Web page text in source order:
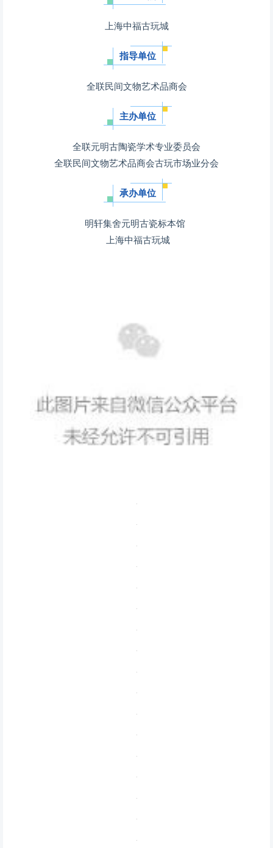
上海中福古玩城
指导单位
全联民间文物艺术品商会
主办单位
全联元明古陶瓷学术专业委员会
全联民间文物艺术品商会古玩市场业分会
承办单位
明轩集舍元明古瓷标本馆
上海中福古玩城